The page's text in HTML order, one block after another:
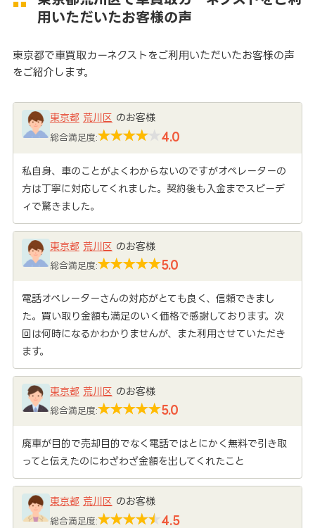
用いただいたお客様の声
東京都で車買取カーネクストをご利用いただいたお客様の声
をご紹介します。
東京都 荒川区 のお客様
総合満足度: 4.0
私自身、車のことがよくわからないのですがオペレーターの
方は丁寧に対応してくれました。契約後も入金までスピーデ
ィで驚きました。
東京都 荒川区 のお客様
総合満足度: 5.0
電話オペレーターさんの対応がとても良く、信頼できまし
た。買い取り金額も満足のいく価格で感謝しております。次
回は何時になるかわかりませんが、また利用させていただき
ます。
東京都 荒川区 のお客様
総合満足度: 5.0
廃車が目的で売却目的でなく電話ではとにかく無料で引き取
ってと伝えたのにわざわざ金額を出してくれたこと
東京都 荒川区 のお客様
総合満足度: 4.5